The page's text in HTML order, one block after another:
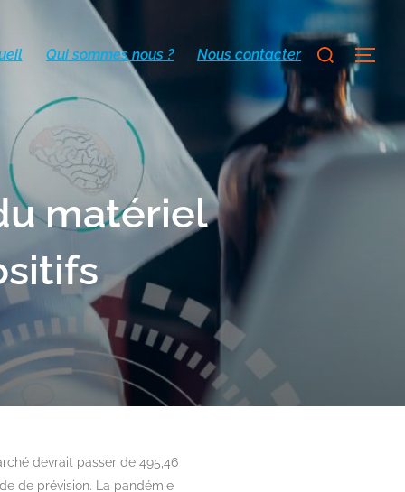
Qui sommes nous ? Nous contacter
matériel
devrait passer de 495,46
de prévision. La pandémie